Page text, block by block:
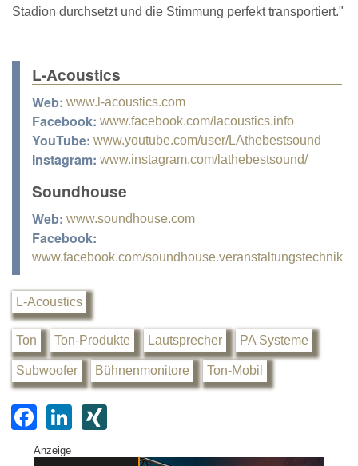
Stadion durchsetzt und die Stimmung perfekt transportiert."
L-Acoustics
Web: www.l-acoustics.com
Facebook: www.facebook.com/lacoustics.info
YouTube: www.youtube.com/user/LAthebestsound
Instagram: www.instagram.com/lathebestsound/
Soundhouse
Web: www.soundhouse.com
Facebook:
www.facebook.com/soundhouse.veranstaltungstechnik
L-Acoustics
Ton Ton-Produkte Lautsprecher PA Systeme
Subwoofer Bühnenmonitore Ton-Mobil
F
a
Li
Anzeige